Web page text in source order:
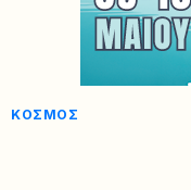
ΚΌΣΜΟΣ